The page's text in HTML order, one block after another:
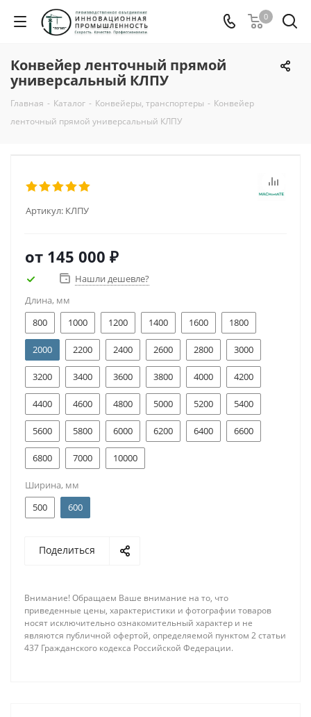
0
Конвейер ленточный прямой
универсальный КЛПУ
Главная - Каталог - Конвейеры, транспортеры - Конвейер
ленточный прямой универсальный КЛПУ
Артикул: КЛПУ
от 145 000 ₽
Нашли дешевле?
Длина, мм
800
1000 1200 1400 1600 1800
2000 2200 2400 2600 2800 3000
3200 3400 3600 3800 4000 4200
4400 4600 4800 5000 5200 5400
5600 5800 6000 6200 6400 6600
6800 7000 10000
Ширина, мм
500
600
Поделиться
Внимание! Обращаем Ваше внимание на то, что
приведенные цены, характеристики и фотографии товаров
носят исключительно ознакомительный характер и не
являются публичной офертой, определяемой пунктом 2 статьи
437 Гражданского кодекса Российской Федерации.